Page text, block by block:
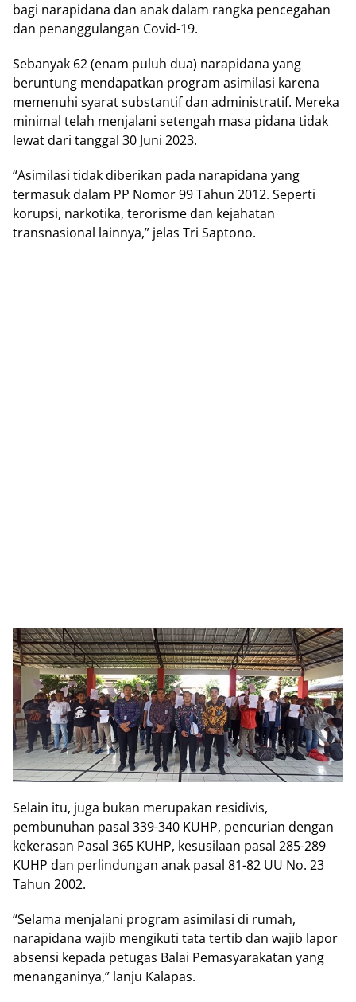
bagi narapidana dan anak dalam rangka pencegahan
dan penanggulangan Covid-19.
Sebanyak 62 (enam puluh dua) narapidana yang
beruntung mendapatkan program asimilasi karena
memenuhi syarat substantif dan administratif. Mereka
minimal telah menjalani setengah masa pidana tidak
lewat dari tanggal 30 Juni 2023.
“Asimilasi tidak diberikan pada narapidana yang
termasuk dalam PP Nomor 99 Tahun 2012. Seperti
korupsi, narkotika, terorisme dan kejahatan
transnasional lainnya,” jelas Tri Saptono.
Selain itu, juga bukan merupakan residivis,
pembunuhan pasal 339-340 KUHP, pencurian dengan
kekerasan Pasal 365 KUHP, kesusilaan pasal 285-289
KUHP dan perlindungan anak pasal 81-82 UU No. 23
Tahun 2002.
“Selama menjalani program asimilasi di rumah,
narapidana wajib mengikuti tata tertib dan wajib lapor
absensi kepada petugas Balai Pemasyarakatan yang
menanganinya,” lanju Kalapas.